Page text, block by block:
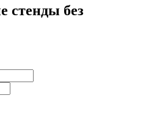
стенды без